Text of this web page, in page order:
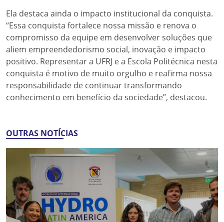
Ela destaca ainda o impacto institucional da conquista.
“Essa conquista fortalece nossa missão e renova o
compromisso da equipe em desenvolver soluções que
aliem empreendedorismo social, inovação e impacto
positivo. Representar a UFRJ e a Escola Politécnica nesta
conquista é motivo de muito orgulho e reafirma nossa
responsabilidade de continuar transformando
conhecimento em benefício da sociedade”, destacou.
OUTRAS NOTÍCIAS